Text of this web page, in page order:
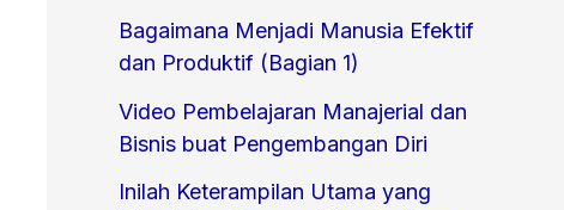
r
Bagaimana Menjadi Manusia Efektif
dan Produktif (Bagian 1)
Video Pembelajaran Manajerial dan
Bisnis buat Pengembangan Diri
Inilah Keterampilan Utama yang